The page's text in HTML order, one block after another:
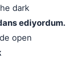
dark
ediyordum.
open